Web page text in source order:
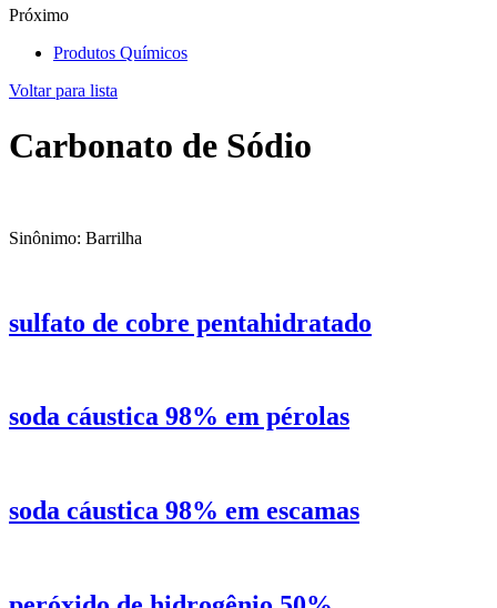
Próximo
Produtos Químicos
Voltar para lista
Carbonato de Sódio
Sinônimo: Barrilha
sulfato de cobre pentahidratado
soda cáustica 98% em pérolas
soda cáustica 98% em escamas